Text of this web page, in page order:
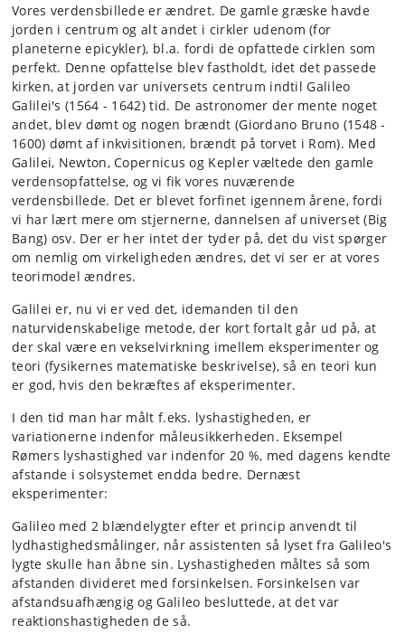
Vores verdensbillede er ændret. De gamle græske havde
jorden i centrum og alt andet i cirkler udenom (for
planeterne epicykler), bl.a. fordi de opfattede cirklen som
perfekt. Denne opfattelse blev fastholdt, idet det passede
kirken, at jorden var universets centrum indtil Galileo
Galilei's (1564 - 1642) tid. De astronomer der mente noget
andet, blev dømt og nogen brændt (Giordano Bruno (1548 -
1600) dømt af inkvisitionen, brændt på torvet i Rom). Med
Galilei, Newton, Copernicus og Kepler væltede den gamle
verdensopfattelse, og vi fik vores nuværende
verdensbillede. Det er blevet forfinet igennem årene, fordi
vi har lært mere om stjernerne, dannelsen af universet (Big
Bang) osv. Der er her intet der tyder på, det du vist spørger
om nemlig om virkeligheden ændres, det vi ser er at vores
teorimodel ændres.
Galilei er, nu vi er ved det, idemanden til den
naturvidenskabelige metode, der kort fortalt går ud på, at
der skal være en vekselvirkning imellem eksperimenter og
teori (fysikernes matematiske beskrivelse), så en teori kun
er god, hvis den bekræftes af eksperimenter.
I den tid man har målt f.eks. lyshastigheden, er
variationerne indenfor måleusikkerheden. Eksempel
Rømers lyshastighed var indenfor 20 %, med dagens kendte
afstande i solsystemet endda bedre. Dernæst
eksperimenter:
Galileo med 2 blændelygter efter et princip anvendt til
lydhastighedsmålinger, når assistenten så lyset fra Galileo's
lygte skulle han åbne sin. Lyshastigheden måltes så som
afstanden divideret med forsinkelsen. Forsinkelsen var
afstandsuafhængig og Galileo besluttede, at det var
reaktionshastigheden de så.